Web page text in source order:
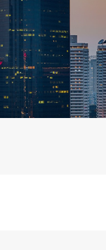
通用型
TFT
电机